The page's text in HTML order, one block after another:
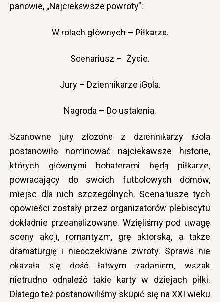
panowie, „Najciekawsze powroty”:
W rolach głównych – Piłkarze.
Scenariusz – Życie.
Jury – Dziennikarze iGola.
Nagroda – Do ustalenia.
Szanowne jury złożone z dziennikarzy iGola
postanowiło nominować najciekawsze historie,
których głównymi bohaterami będą piłkarze,
powracający do swoich futbolowych domów,
miejsc dla nich szczególnych. Scenariusze tych
opowieści zostały przez organizatorów plebiscytu
dokładnie przeanalizowane. Wzięliśmy pod uwagę
sceny akcji, romantyzm, grę aktorską, a także
dramaturgię i nieoczekiwane zwroty. Sprawa nie
okazała się dość łatwym zadaniem, wszak
nietrudno odnaleźć takie karty w dziejach piłki.
Dlatego też postanowiliśmy skupić się na XXI wieku